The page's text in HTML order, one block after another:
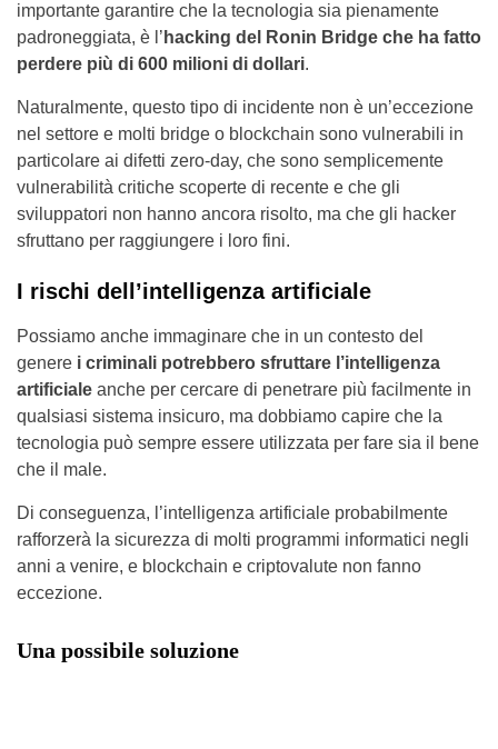
importante garantire che la tecnologia sia pienamente
padroneggiata, è l’ hacking del Ronin Bridge che ha fatto
perdere più di 600 milioni di dollari.
Naturalmente, questo tipo di incidente non è un’eccezione
nel settore e molti bridge o blockchain sono vulnerabili in
particolare ai difetti zero-day, che sono semplicemente
vulnerabilità critiche scoperte di recente e che gli
sviluppatori non hanno ancora risolto, ma che gli hacker
sfruttano per raggiungere i loro fini.
I rischi dell’intelligenza artificiale
Possiamo anche immaginare che in un contesto del
genere i criminali potrebbero sfruttare l’intelligenza
artificiale anche per cercare di penetrare più facilmente in
qualsiasi sistema insicuro, ma dobbiamo capire che la
tecnologia può sempre essere utilizzata per fare sia il bene
che il male.
Di conseguenza, l’intelligenza artificiale probabilmente
rafforzerà la sicurezza di molti programmi informatici negli
anni a venire, e blockchain e criptovalute non fanno
eccezione.
Una possibile soluzione